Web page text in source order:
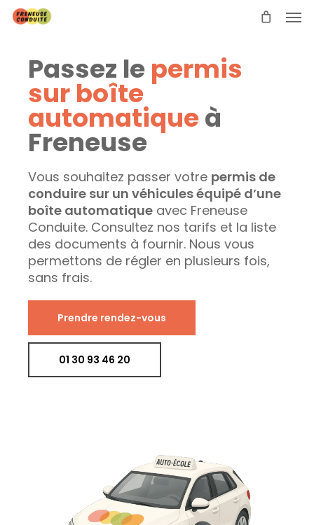
Skip
contentPassez lepermis
sur boîte
automatiqueà
Freneuse
Vous souhaitez passer votre permis de
conduire sur un véhicules équipé d’une
boîte automatique avec Freneuse
Conduite. Consultez nos tarifs et la liste
des documents à fournir. Nous vous
permettons de régler en plusieurs fois,
sans frais.
Prendre rendez-vous
01 30 93 46 20